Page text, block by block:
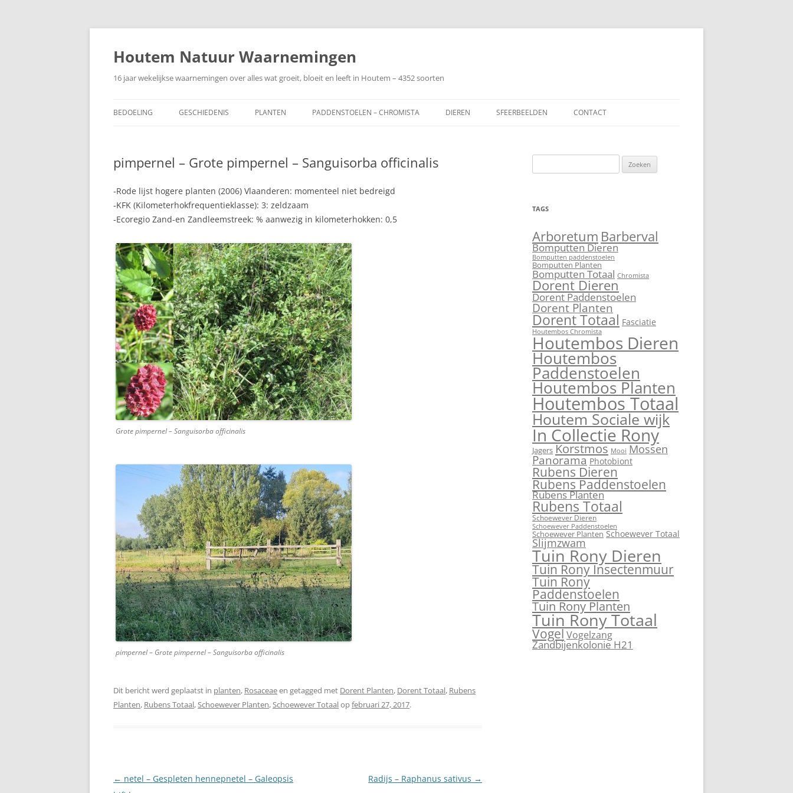
Ga
inhoud
Houtem Natuur Waarnemingen
16 jaar wekelijkse waarnemingen over alles wat groeit, bloeit en leeft in Houtem – 4352 soorten
BEDOELING GESCHIEDENIS PLANTEN PADDENSTOELEN – CHROMISTA DIEREN SFEERBEELDEN CONTACT
pimpernel – Grote pimpernel – Sanguisorba officinalis
-Rode lijst hogere planten (2006) Vlaanderen: momenteel niet bedreigd
-KFK (Kilometerhokfrequentieklasse): 3: zeldzaam
-Ecoregio Zand-en Zandleemstreek: % aanwezig in kilometerhokken: 0,5
Grote pimpernel – Sanguisorba officinalis
pimpernel – Grote pimpernel – Sanguisorba officinalis
Dit bericht werd geplaatst in planten, Rosaceaeen getagged met Dorent Planten, Dorent Totaal, Rubens
Planten, Rubens Totaal,Schoewever Planten,Schoewever Totaalopfebruari 27, 2017.
Berichtnavigatie
← netel – Gespleten hennepnetel – Galeopsis
Radijs – Raphanus sativus →
naar:
TAGS
Arboretum Barberval
Bomputten Dieren
Bomputten paddenstoelen
Bomputten Planten
Bomputten Totaal Chromista
Dorent Dieren
Dorent Paddenstoelen
Dorent Planten
Dorent Totaal Fasciatie
Houtembos Chromista
Houtembos Dieren
Houtembos
Paddenstoelen
Houtembos Planten
Houtembos Totaal
Houtem Sociale wijk
In Collectie Rony
Jagers Korstmos Mooi Mossen
Panorama Photobiont
Rubens Dieren
Rubens Paddenstoelen
Rubens Planten
Rubens Totaal
Schoewever Dieren
Schoewever Paddenstoelen
Schoewever Planten Schoewever Totaal
Slijmzwam
Tuin Rony Dieren
Tuin Rony Insectenmuur
Tuin Rony
Paddenstoelen
Tuin Rony Planten
Tuin Rony Totaal
VogelVogelzang
Zandbijenkolonie H21